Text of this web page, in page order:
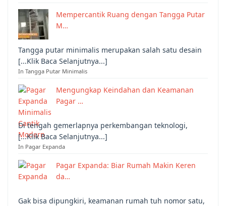
Mempercantik Ruang dengan Tangga Putar
M…
Tangga putar minimalis merupakan salah satu desain
[...Klik Baca Selanjutnya...]
In Tangga Putar Minimalis
Mengungkap Keindahan dan Keamanan
Pagar …
Di tengah gemerlapnya perkembangan teknologi,
[...Klik Baca Selanjutnya...]
In Pagar Expanda
Pagar Expanda: Biar Rumah Makin Keren
da…
Gak bisa dipungkiri, keamanan rumah tuh nomor satu,